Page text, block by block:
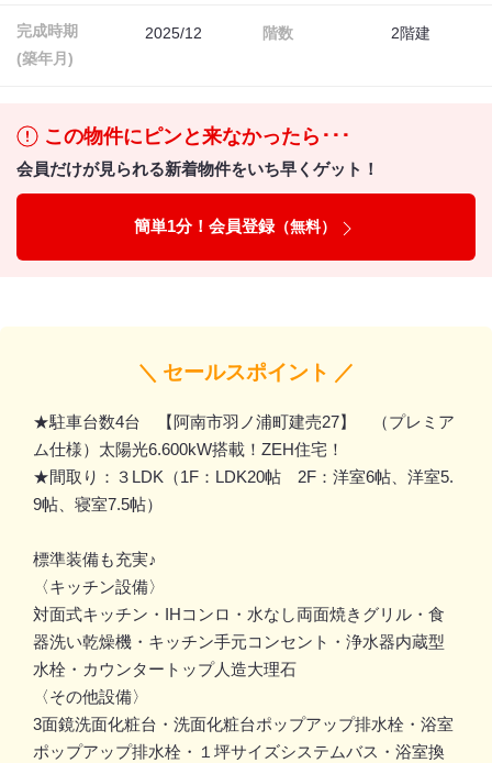
完成時期
(築年月)
2025/12 階数 2階建
この物件にピンと来なかったら･･･
会員だけが見られる新着物件をいち早くゲット！
簡単1分！会員登録（無料）
＼ セールスポイント ／
★駐車台数4台 【阿南市羽ノ浦町建売27】 （プレミア
ム仕様）太陽光6.600kW搭載！ZEH住宅！
★間取り：３LDK（1F：LDK20帖 2F：洋室6帖、洋室5.
9帖、寝室7.5帖）
標準装備も充実♪
〈キッチン設備〉
対面式キッチン・IHコンロ・水なし両面焼きグリル・食
器洗い乾燥機・キッチン手元コンセント・浄水器内蔵型
水栓・カウンタートップ人造大理石
〈その他設備〉
3面鏡洗面化粧台・洗面化粧台ポップアップ排水栓・浴室
ポップアップ排水栓・１坪サイズシステムバス・浴室換